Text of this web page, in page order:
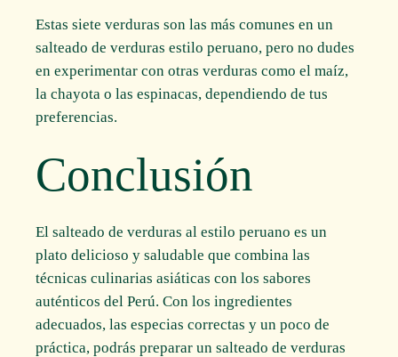
Estas siete verduras son las más comunes en un
salteado de verduras estilo peruano, pero no dudes
en experimentar con otras verduras como el maíz,
la chayota o las espinacas, dependiendo de tus
preferencias.
Conclusión
El salteado de verduras al estilo peruano es un
plato delicioso y saludable que combina las
técnicas culinarias asiáticas con los sabores
auténticos del Perú. Con los ingredientes
adecuados, las especias correctas y un poco de
práctica, podrás preparar un salteado de verduras